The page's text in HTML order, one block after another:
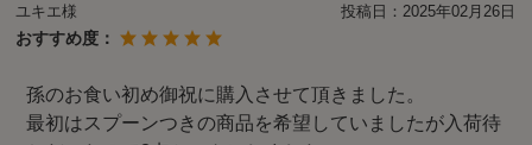
ユキエ様 投稿日： 2025年02月26日
おすすめ度：
孫のお食い初め御祝に購入させて頂きました。
最初はスプーンつきの商品を希望していましたが入荷待